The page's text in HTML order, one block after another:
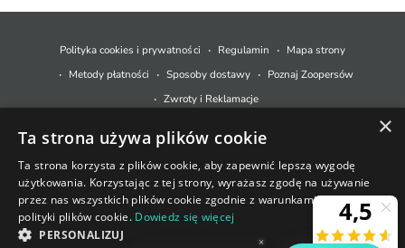
Ostatnie sztuki!
e
y
p
ł
a
t
n
© 2026,Zoopers.pl. Technologia Shopify
Polityka cookies i prywatności Regulamin
Mapa strony
Metody płatności
Sposoby dostawy
Poznaj Zoopersów
Zwroty i Reklamacje
+48 733 550 021
sklep@zoopers.pl
×
Ta strona używa plików cookie
Ta strona korzysta z plików cookie, aby zapewnić lepszą wygodę
użytkowania. Korzystając z tej strony, wyrażasz zgodę na używanie
przez nas wszystkich plików cookie zgodnie z warunkami naszej
polityki plików cookie. Dowiedz się więcej
PERSONALIZUJ